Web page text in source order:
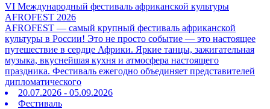
VI Международный фестиваль африканской культуры
AFROFEST 2026
AFROFEST — самый крупный фестиваль африканской
культуры в России! Это не просто событие — это настоящее
путешествие в сердце Африки. Яркие танцы, зажигательная
музыка, вкуснейшая кухня и атмосфера настоящего
праздника. Фестиваль ежегодно объединяет представителей
дипломатического
20.07.2026 - 05.09.2026
Фестиваль